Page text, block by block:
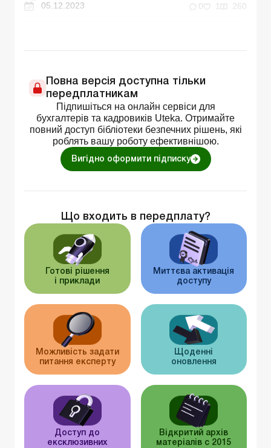
05.12.2023
0 1 260
Повна версія доступна тільки
передплатникам
Підпишіться на онлайн сервіси для
бухгалтерів та кадровиків Uteka. Отримайте
повний доступ бібліотеки безпечних рішень, які
роблять вашу роботу ефективнішою.
Вигідно оформити підписку
Що входить в передплату?
Готові рішення
і приклади
Миттєва активація
доступу
Можливість задати
питання експерту
Щоденні
оновлення
Доступ до
ексклюзивних
Відкритий архів
матеріалів c 2015